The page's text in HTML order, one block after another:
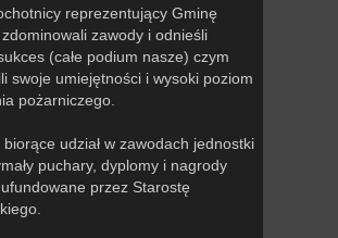
reprezentujący Gminę
zawody i odnieśli
(całe podium nasze) czym
swoje umiejętności i wysoki poziom
pożarniczego.
udział w zawodach jednostki
puchary, dyplomy i nagrody
przez Starostę